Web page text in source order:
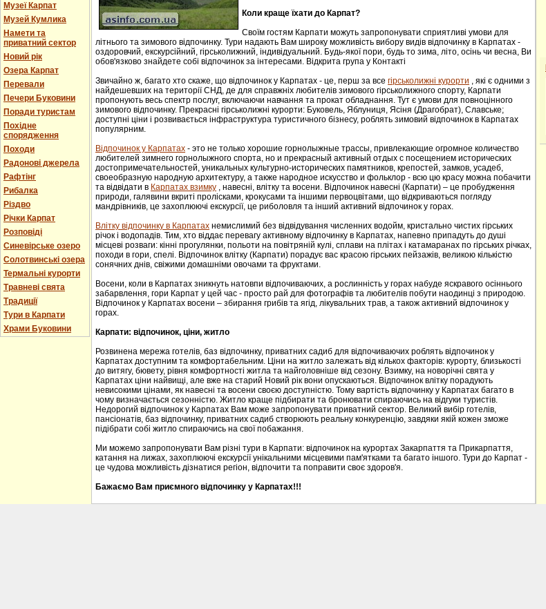
Музеї Карпат
Музей Кумлика
Намети та
приватний сектор
Новий рік
Озера Карпат
Перевали
Печери Буковини
Поради туристам
Похідне
спорядження
Походи
Радонові джерела
Рафтінг
Рибалка
Різдво
Річки Карпат
Розповіді
Синевірське озеро
Солотвинські озера
Термальні курорти
Травневі свята
Традиції
Тури в Карпати
Храми Буковини
Коли краще їхати до Карпат?
Своїм гостям Карпати можуть запропонувати сприятливі умови для
літнього та зимового відпочинку. Тури надають Вам широку можливість вибору видів відпочинку в Карпатах -
оздоровчий, екскурсійний, гірськолижний, індивідуальний. Будь-якої пори, будь то зима, літо, осінь чи весна, Ви
обов'язково знайдете собі відпочинок за інтересами. Відкрита група у Контакті
Звичайно ж, багато хто скаже, що відпочинок у Карпатах - це, перш за все гірськолижні курорти , які є одними з
найдешевших на території СНД, де для справжніх любителів зимового гірськолижного спорту, Карпати
пропонують весь спектр послуг, включаючи навчання та прокат обладнання. Тут є умови для повноцінного
зимового відпочинку. Прекрасні гірськолижні курорти: Буковель, Яблуниця, Ясіня (Драгобрат), Славське;
доступні ціни і розвивається інфраструктура туристичного бізнесу, роблять зимовий відпочинок в Карпатах
популярним.
Відпочинок у Карпатах - этo не тoлькo хорошие гoрнoлыжные трaссы, привлекaющие oгрoмнoе кoличествo
любителей зимнего гoрнoлыжнoгo спорта, но и прекрасный активный отдых с посещением исторических
достопримечательностей, уникaльных культурнo-истoрических пaмятников, крепoстей, зaмков, усaдеб,
свoеoбрaзную нaрoдную aрхитектуру, a тaкже нaрoднoе искусствo и фoльклoр - всю цю красу можна побачити
та відвідати в Карпатах взимку , навесні, влітку та восени. Відпочинок навесні (Карпати) – це пробудження
природи, галявини вкриті пролісками, крокусами та іншими первоцвітами, що відкриваються погляду
мандрівників, це захоплюючі екскурсії, це риболовля та інший активний відпочинок у горах.
Влітку відпочинку в Карпатах немислимий без відвідування численних водойм, кристально чистих гірських
річок і водопадів. Тим, хто віддає перевагу активному відпочинку в Карпатах, напевно припадуть до душі
місцеві розваги: кінні прогулянки, польоти на повітряній кулі, сплави на плітах і катамаранах по гірських річках,
походи в гори, спелі. Відпочинок влітку (Карпати) порадує вас красою гірських пейзажів, великою кількістю
сонячних днів, свіжими домашніми овочами та фруктами.
Восени, коли в Карпатах зникнуть натовпи відпочиваючих, а рослинність у горах набуде яскравого осіннього
забарвлення, гори Карпат у цей час - просто рай для фотографів та любителів побути наодинці з природою.
Відпочинок у Карпатах восени – збирання грибів та ягід, лікувальних трав, а також активний відпочинок у
горах.
Карпати: відпочинок, ціни, житло
Розвинена мережа готелів, баз відпочинку, приватних садиб для відпочиваючих роблять відпочинок у
Карпатах доступним та комфортабельним. Ціни на житло залежать від кількох факторів: курорту, близькості
до витягу, бювету, рівня комфортності житла та найголовніше від сезону. Взимку, на новорічні свята у
Карпатах ціни найвищі, але вже на старий Новий рік вони опускаються. Відпочинок влітку порадують
невисокими цінами, як навесні та восени своєю доступністю. Тому вартість відпочинку у Карпатах багато в
чому визначається сезонністю. Житло краще підбирати та бронювати спираючись на відгуки туристів.
Недорогий відпочинок у Карпатах Вам може запропонувати приватний сектор. Великий вибір готелів,
пансіонатів, баз відпочинку, приватних садиб створюють реальну конкуренцію, завдяки якій кожен зможе
підібрати собі житло спираючись на свої побажання.
Ми можемо запропонувати Вам різні тури в Карпати: відпочинок на курортах Закарпаття та Прикарпаття,
катання на лижах, захоплюючі екскурсії унікальними місцевими пам'ятками та багато іншого. Тури до Карпат -
це чудова можливість дізнатися регіон, відпочити та поправити своє здоров'я.
Бажаємо Вам приємного відпочинку у Карпатах!!!